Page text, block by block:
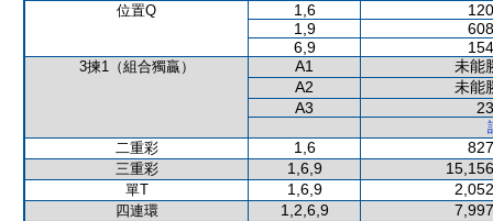
位置Q 1,6
1,9
6,9
3揀1（組合獨贏） A1
未能
A2
未能
A3
二重彩
1,6
三重彩 1,6,9
單T 1,6,9
四連環 1,2,6,9